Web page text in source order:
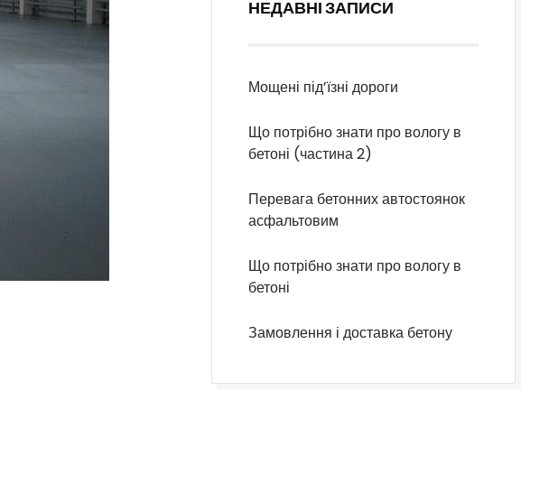
НЕДАВНІ ЗАПИСИ
Мощені під’їзні дороги
Що потрібно знати про вологу в
бетоні (частина 2)
Перевага бетонних автостоянок
асфальтовим
Що потрібно знати про вологу в
бетоні
Замовлення і доставка бетону